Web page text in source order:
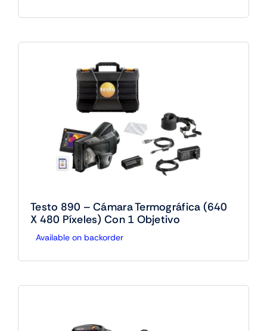
Testo 890 – Cámara Termográfica (640
X 480 Píxeles) Con 1 Objetivo
Available on backorder